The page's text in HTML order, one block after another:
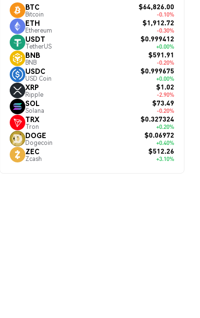
BTC
Bitcoin
$64,826.00
-0.10%
ETH
Ethereum
$1,912.72
-0.30%
USDT
TetherUS
$0.999412
+0.00%
BNB
BNB
$591.91
-0.20%
USDC
USD Coin
$0.999675
+0.00%
XRP
Ripple
$1.02
-2.90%
SOL
Solana
$73.49
-0.20%
TRX
Tron
$0.327324
+0.20%
DOGE
Dogecoin
$0.06972
+0.40%
ZEC
Zcash
$512.26
+3.10%